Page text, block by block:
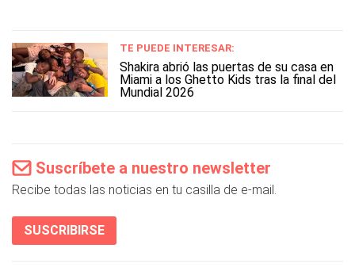
TE PUEDE INTERESAR:
Shakira abrió las puertas de su casa en
Miami a los Ghetto Kids tras la final del
Mundial 2026
Suscríbete a nuestro newsletter
Recibe todas las noticias en tu casilla de e-mail.
SUSCRIBIRSE